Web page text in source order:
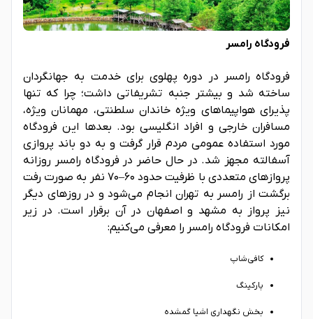
فرودگاه رامسر
فرودگاه رامسر در دوره پهلوی برای خدمت به جهانگردان
ساخته شد و بیشتر جنبه تشریفاتی داشت؛ چرا که تنها
پذیرای هواپیماهای ویژه خاندان سلطنتی، مهمانان ویژه،
مسافران خارجی و افراد انگلیسی بود. بعدها این فرودگاه
مورد استفاده عمومی مردم قرار گرفت و به دو باند پروازی
آسفالته مجهز شد. در حال حاضر در فرودگاه رامسر روزانه
پروازهای متعددی با ظرفیت حدود ۶۰–۷۰ نفر به صورت رفت
برگشت از رامسر به تهران انجام می‌شود و در روزهای دیگر
نیز پرواز به مشهد و اصفهان در آن برقرار است. در زیر
امکانات فرودگاه رامسر را معرفی می‌کنیم:
کافی‌شاپ
پارکینگ
بخش نگهداری اشیا گمشده